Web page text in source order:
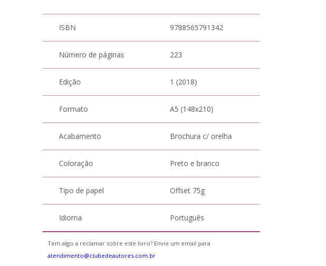
ISBN 9788565791342
Número de páginas 223
Edição 1 (2018)
Formato A5 (148x210)
Acabamento Brochura c/ orelha
Coloração Preto e branco
Tipo de papel Offset 75g
Idioma Português
Tem algo a reclamar sobre este livro? Envie um email para
atendimento@clubedeautores.com.br